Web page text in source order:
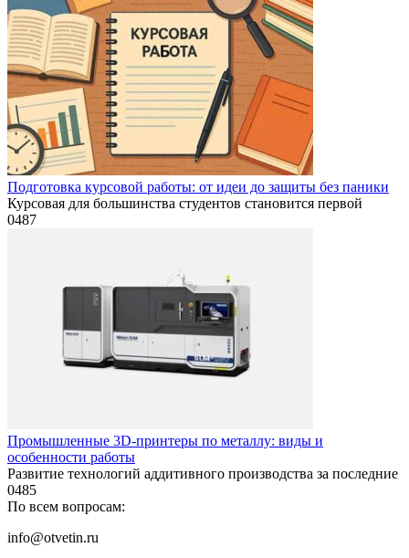
Подготовка курсовой работы: от идеи до защиты без паники
Курсовая для большинства студентов становится первой
0487
Промышленные 3D-принтеры по металлу: виды и
особенности работы
Развитие технологий аддитивного производства за последние
0485
По всем вопросам:
info@otvetin.ru